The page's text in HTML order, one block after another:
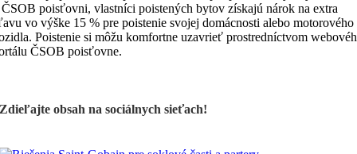
poisťovni, vlastníci poistených bytov získajú nárok na extra
vo výške 15 % pre poistenie svojej domácnosti alebo motorového
Poistenie si môžu komfortne uzavrieť prostredníctvom
ČSOB poisťovne.
Zdieľajte obsah na sociálnych sieťach!